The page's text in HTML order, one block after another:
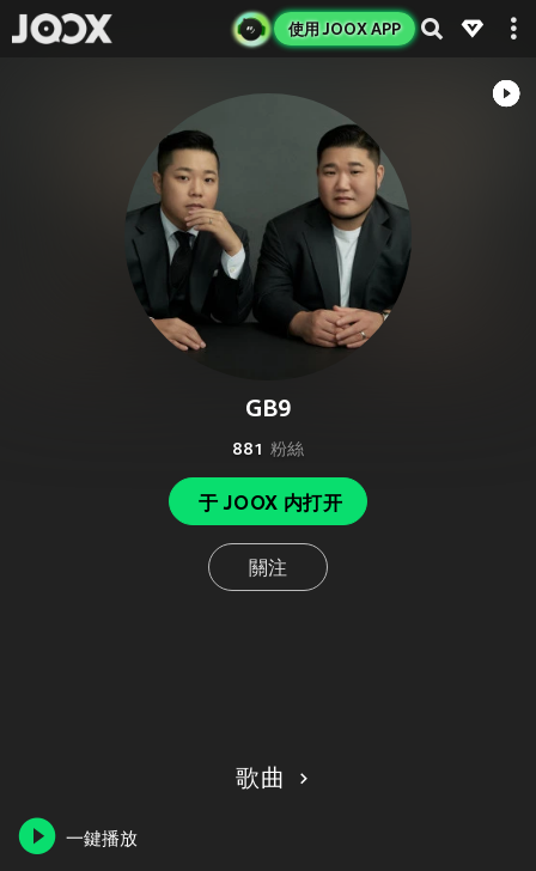
使用 JOOX APP
GB9
881 粉絲
于 JOOX 内打开
關注
歌曲
一鍵播放